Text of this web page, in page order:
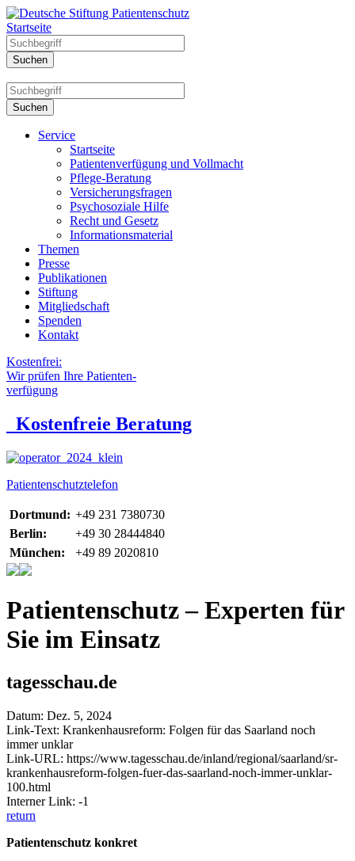
Startseite
Service
Startseite
Patientenverfügung und Vollmacht
Pflege-Beratung
Versicherungsfragen
Psychosoziale Hilfe
Recht und Gesetz
Informationsmaterial
Themen
Presse
Publikationen
Stiftung
Mitgliedschaft
Spenden
Kontakt
Kostenfrei:
Wir prüfen Ihre Patienten-
verfügung
Kostenfreie Beratung
Patientenschutztelefon
Dortmund: +49 231 7380730
Berlin:
+49 30 28444840
München:
+49 89 2020810
Patientenschutz – Experten für
Sie im Einsatz
tagesschau.de
Datum: Dez. 5, 2024
Link-Text: Krankenhausreform: Folgen für das Saarland noch
immer unklar
Link-URL: https://www.tagesschau.de/inland/regional/saarland/sr-
krankenhausreform-folgen-fuer-das-saarland-noch-immer-unklar-
100.html
Interner Link: -1
return
Patientenschutz konkret